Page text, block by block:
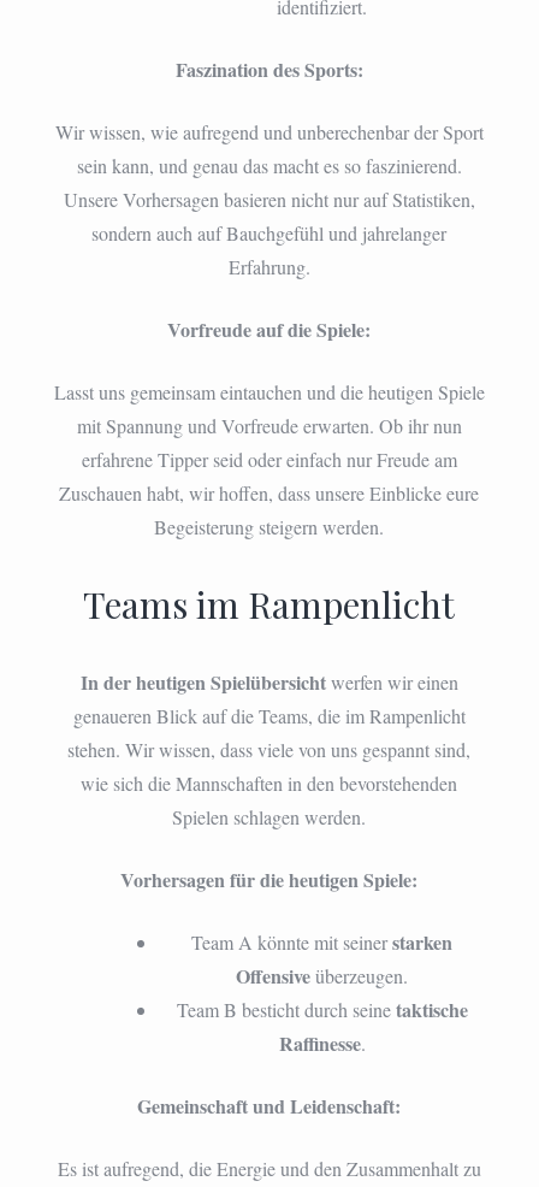
identifiziert.
Faszination des Sports:
Wir wissen, wie aufregend und unberechenbar der Sport
sein kann, und genau das macht es so faszinierend.
Unsere Vorhersagen basieren nicht nur auf Statistiken,
sondern auch auf Bauchgefühl und jahrelanger
Erfahrung.
Vorfreude auf die Spiele:
Lasst uns gemeinsam eintauchen und die heutigen Spiele
mit Spannung und Vorfreude erwarten. Ob ihr nun
erfahrene Tipper seid oder einfach nur Freude am
Zuschauen habt, wir hoffen, dass unsere Einblicke eure
Begeisterung steigern werden.
Teams im Rampenlicht
In der heutigen Spielübersichtwerfen wir einen
genaueren Blick auf die Teams, die im Rampenlicht
stehen. Wir wissen, dass viele von uns gespannt sind,
wie sich die Mannschaften in den bevorstehenden
Spielen schlagen werden.
Vorhersagen für die heutigen Spiele:
Team A könnte mit seinerstarken
Offensiveüberzeugen.
Team B besticht durch seinetaktische
Raffinesse.
Gemeinschaft und Leidenschaft:
Es ist aufregend, die Energie und den Zusammenhalt zu